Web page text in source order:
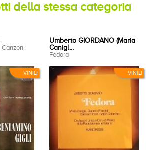
della stessa categoria
VINILI
Canzoni
VINILI
Umberto GIORDANO (Maria
Canigl...
Fedora